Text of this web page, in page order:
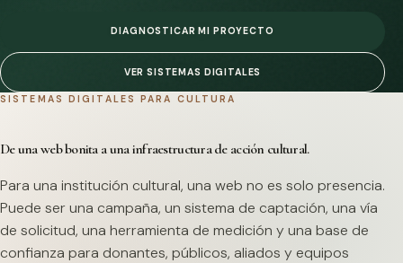
DIAGNOSTICAR MI PROYECTO
VER SISTEMAS DIGITALES
SISTEMAS DIGITALES PARA CULTURA
De una web bonita a una infraestructura de acción cultural.
Para una institución cultural, una web no es solo presencia.
Puede ser una campaña, un sistema de captación, una vía
de solicitud, una herramienta de medición y una base de
confianza para donantes, públicos, aliados y equipos